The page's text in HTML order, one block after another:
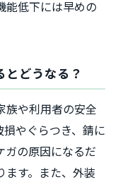
能低下には早めの
どうなる？
族や利用者の安全
やぐらつき、錆に
ガの原因になるだ
ます。また、外装